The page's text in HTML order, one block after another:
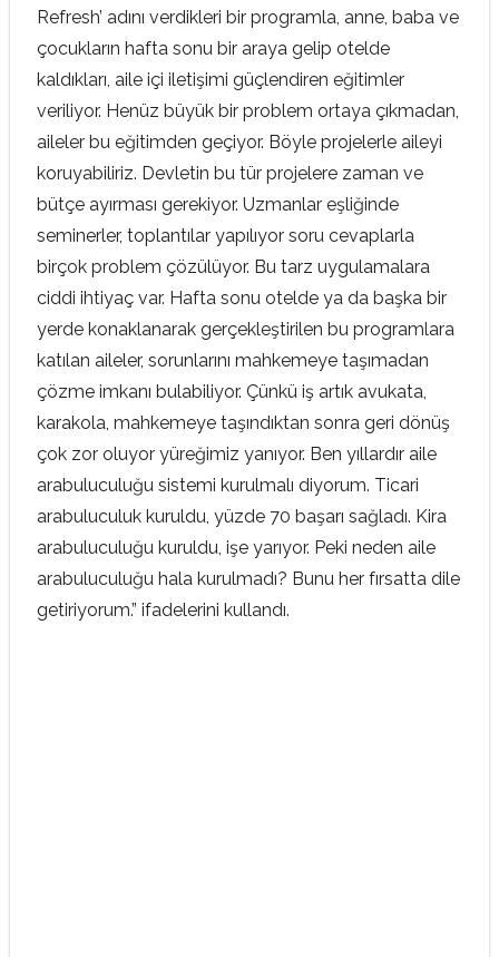
Refresh’ adını verdikleri bir programla, anne, baba ve
çocukların hafta sonu bir araya gelip otelde
kaldıkları, aile içi iletişimi güçlendiren eğitimler
veriliyor. Henüz büyük bir problem ortaya çıkmadan,
aileler bu eğitimden geçiyor. Böyle projelerle aileyi
koruyabiliriz. Devletin bu tür projelere zaman ve
bütçe ayırması gerekiyor. Uzmanlar eşliğinde
seminerler, toplantılar yapılıyor soru cevaplarla
birçok problem çözülüyor. Bu tarz uygulamalara
ciddi ihtiyaç var. Hafta sonu otelde ya da başka bir
yerde konaklanarak gerçekleştirilen bu programlara
katılan aileler, sorunlarını mahkemeye taşımadan
çözme imkanı bulabiliyor. Çünkü iş artık avukata,
karakola, mahkemeye taşındıktan sonra geri dönüş
çok zor oluyor yüreğimiz yanıyor. Ben yıllardır aile
arabuluculuğu sistemi kurulmalı diyorum. Ticari
arabuluculuk kuruldu, yüzde 70 başarı sağladı. Kira
arabuluculuğu kuruldu, işe yarıyor. Peki neden aile
arabuluculuğu hala kurulmadı? Bunu her fırsatta dile
getiriyorum.” ifadelerini kullandı.